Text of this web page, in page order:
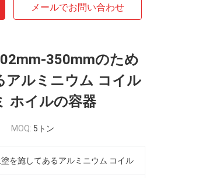
メールでお問い合わせ
350mmのため
アルミニウム コイル
ホイルの容器
MOQ: 5トン
を施してあるアルミニウム コイル